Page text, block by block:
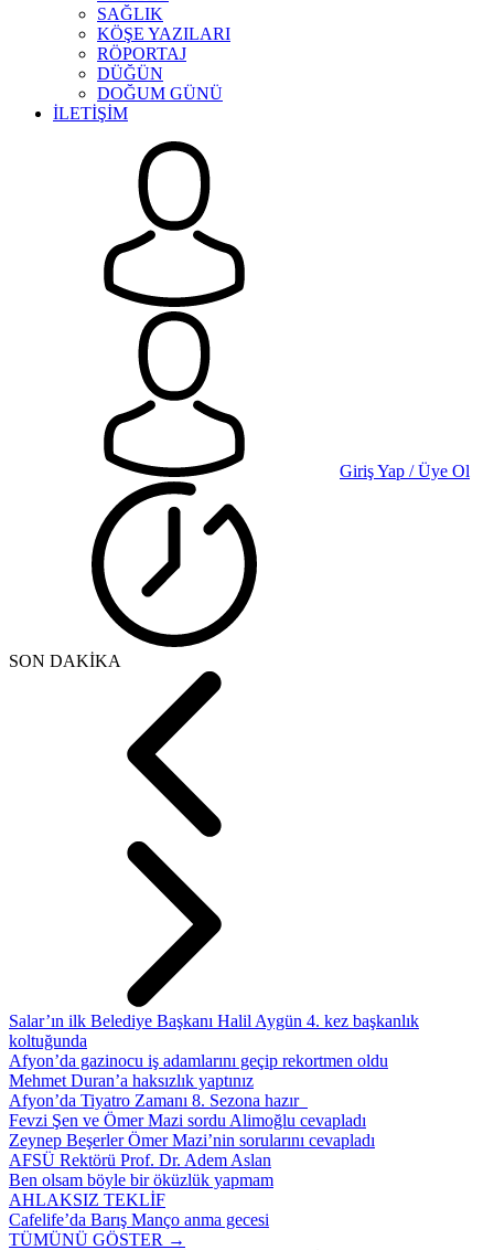
SAĞLIK
KÖŞE YAZILARI
RÖPORTAJ
DÜĞÜN
DOĞUM GÜNÜ
İLETİŞİM
Giriş Yap / Üye Ol
SON DAKİKA
Salar’ın ilk Belediye Başkanı Halil Aygün 4. kez başkanlık
koltuğunda
Afyon’da gazinocu iş adamlarını geçip rekortmen oldu
Mehmet Duran’a haksızlık yaptınız
Afyon’da Tiyatro Zamanı 8. Sezona hazır
Fevzi Şen ve Ömer Mazi sordu Alimoğlu cevapladı
Zeynep Beşerler Ömer Mazi’nin sorularını cevapladı
AFSÜ Rektörü Prof. Dr. Adem Aslan
Ben olsam böyle bir öküzlük yapmam
AHLAKSIZ TEKLİF
Cafelife’da Barış Manço anma gecesi
TÜMÜNÜ GÖSTER →